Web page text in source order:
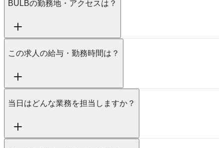
BULBの勤務地・アクセスは？
この求人の給与・勤務時間は？
当日はどんな業務を担当しますか？